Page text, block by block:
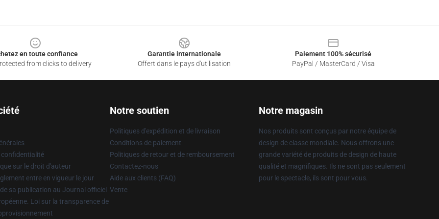
en toute confiance
from clicks to delivery
Garantie internationale
Offert dans le pays d'utilisation
Paiement 100% sécurisé
PayPal / MasterCard / Visa
confidentialité
sur le droit d'auteur
entre en vigueur le jour
sa publication au Journal officiel
Loi sur la transparence de
Notre soutien
Politiques d'expédition et de livraison
Conditions de paiement
Politiques de retour et de remboursement
Contactez-nous
Aide aux clients (FAQ)
Vente
Notre magasin
Nos produits sont conçus par notre équipe de
design de classe mondiale. Nous offrons une
grande variété de produits de design de haute
qualité et magnifiques. Ils ne sont pas seulement
pour le spectacle, ils sont pour vous.